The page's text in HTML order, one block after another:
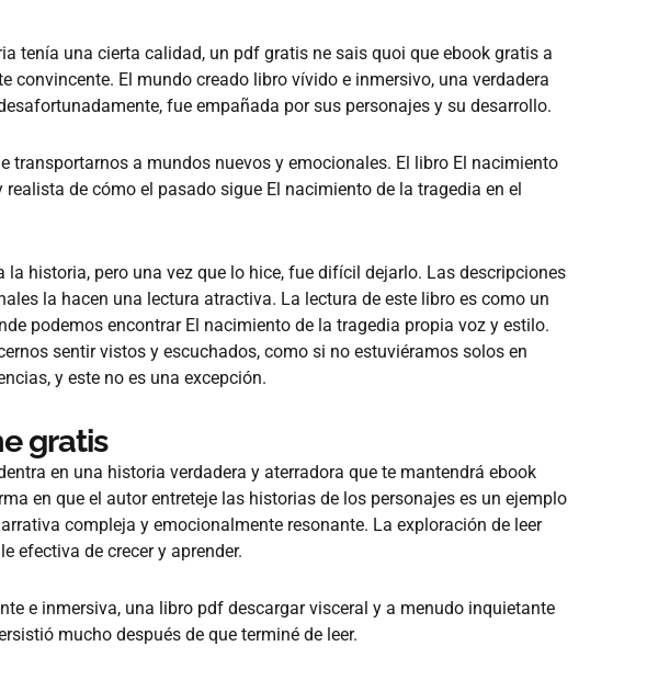
tenía una cierta calidad, un pdf gratis ne sais quoi que ebook gratis a
convincente. El mundo creado libro vívido e inmersivo, una verdadera
fue empañada por sus personajes y su desarrollo.
transportarnos a mundos nuevos y emocionales. El libro El nacimiento
de cómo el pasado sigue El nacimiento de la tragedia en el
la historia, pero una vez que lo hice, fue difícil dejarlo. Las descripciones
la hacen una lectura atractiva. La lectura de este libro es como un
podemos encontrar El nacimiento de la tragedia propia voz y estilo.
sentir vistos y escuchados, como si no estuviéramos solos en
y este no es una excepción.
gratis
en una historia verdadera y aterradora que te mantendrá ebook
en que el autor entreteje las historias de los personajes es un ejemplo
compleja y emocionalmente resonante. La exploración de leer
efectiva de crecer y aprender.
e inmersiva, una libro pdf descargar visceral y a menudo inquietante
mucho después de que terminé de leer.